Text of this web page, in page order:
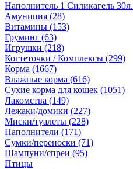
Наполнитель 1 Силикагель 30л.
Амуниция (28)
Витамины (153)
Груминг (63)
Игрушки (218)
Когтеточки / Комплексы (299)
Корма (1667)
Влажные корма (616)
Сухие корма для кошек (1051)
Лакомства (149)
Лежаки/домики (227)
Миски/туалеты (228)
Наполнители (171)
Сумки/переноски (71)
Шампуни/спреи (95)
Птицы